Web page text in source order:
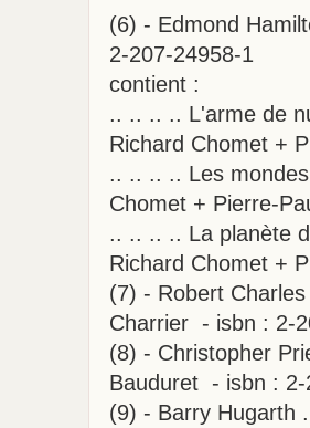
(6) - Edmond
2-207-24958-1
contient :
.. .. .. .. L'arme de
Richard Chomet +
.. .. .. .. Les
Chomet + Pierre-
.. .. .. .. La planète
Richard Chomet +
(7) - Robert
Charrier - isbn : 2-
(8) - Christopher
Bauduret - isbn : 2-
(9) - Barry Hugarth